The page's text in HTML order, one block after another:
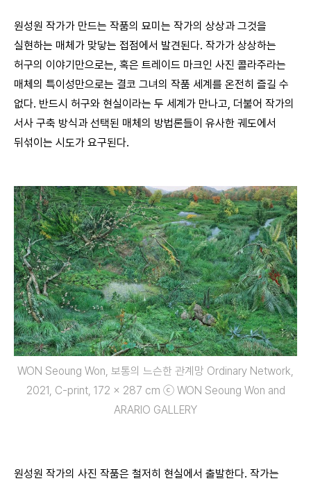
원성원 작가가 만드는 작품의 묘미는 작가의 상상과 그것을
실현하는 매체가 맞닿는 접점에서 발견된다. 작가가 상상하는
허구의 이야기만으로는, 혹은 트레이드 마크인 사진 콜라주라는
매체의 특이성만으로는 결코 그녀의 작품 세계를 온전히 즐길 수
없다. 반드시 허구와 현실이라는 두 세계가 만나고, 더불어 작가의
서사 구축 방식과 선택된 매체의 방법론들이 유사한 궤도에서
뒤섞이는 시도가 요구된다.
WON Seoung Won, 보통의 느슨한 관계망 Ordinary Network,
2021, C-print, 172 x 287 cm ⓒ WON Seoung Won and
ARARIO GALLERY
원성원 작가의 사진 작품은 철저히 현실에서 출발한다. 작가는